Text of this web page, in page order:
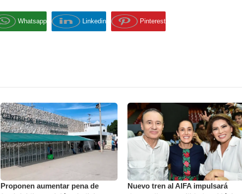
Whatsapp Linkedin Pinterest
Proponen aumentar pena de
Nuevo tren al AIFA impulsará